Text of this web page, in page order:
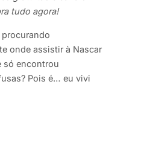
tudo agora!
onde assistir à Nascar
só encontrou
Pois é… eu vivi